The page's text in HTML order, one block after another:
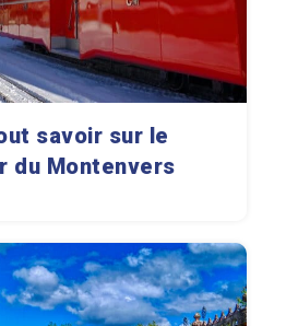
savoir sur le
du Montenvers